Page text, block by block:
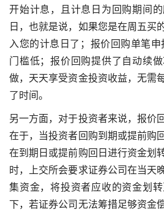
开始计息，且计息日为回购期间
日，也就是说，如果您是在周五买
入您的计息日了；报价回购单笔申
门槛低；报价回购提供了自动续
做，天天享受资金投资收益，无需
了时间。
另一方面，对于投资者来说，报价
在于，当投资者回购到期或提前购
在到期日或提前购回日进行资金划
时，上交所会要求证券公司在当天
集资金，将投资者应收的资金划
下，若证券公司无法筹措足够资金